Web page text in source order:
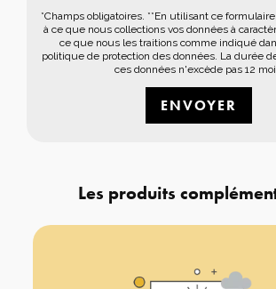
*Champs obligatoires. **En utilisant ce
à ce que nous collections vos données à
ce que nous les traitions comme indiqué
politique de protection des données. La durée
ces données n'excède pas 12
Les produits